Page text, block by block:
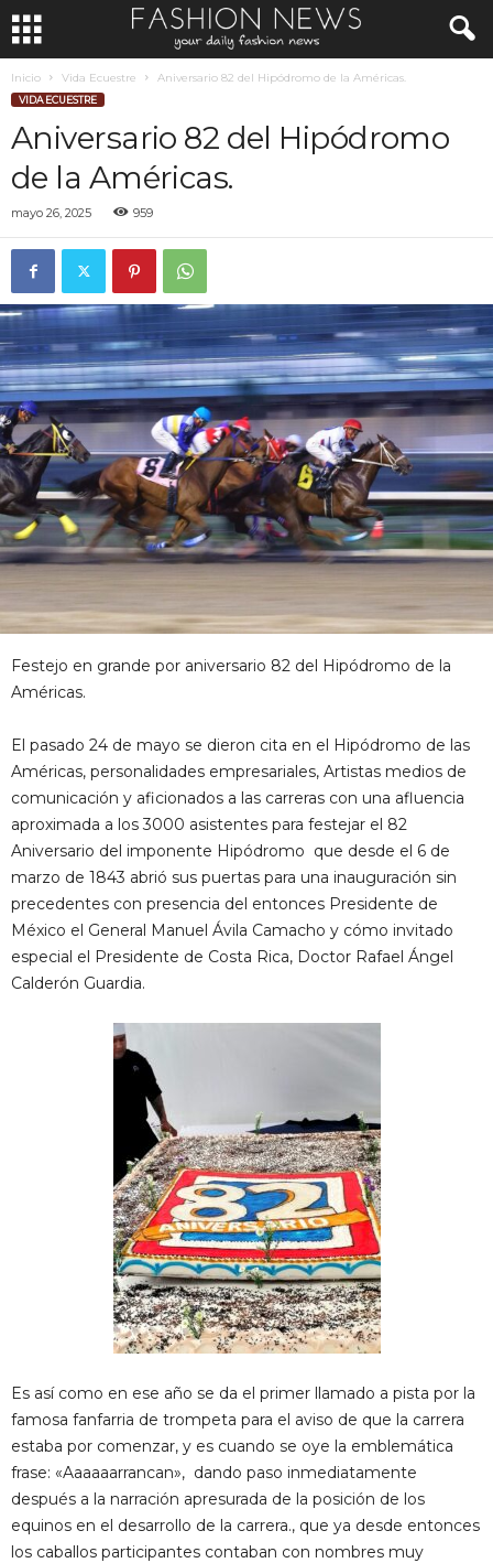
Inicio Vida Ecuestre Aniversario 82 del Hipódromo de la Américas.
VIDA ECUESTRE
Aniversario 82 del Hipódromo
de la Américas.
mayo 26, 2025 959
Festejo en grande por aniversario 82 del Hipódromo de la
Américas.
El pasado 24 de mayo se dieron cita en el Hipódromo de las
Américas, personalidades empresariales, Artistas medios de
comunicación y aficionados a las carreras con una afluencia
aproximada a los 3000 asistentes para festejar el 82
Aniversario del imponente Hipódromo que desde el 6 de
marzo de 1843 abrió sus puertas para una inauguración sin
precedentes con presencia del entonces Presidente de
México el General Manuel Ávila Camacho y cómo invitado
especial el Presidente de Costa Rica, Doctor Rafael Ángel
Calderón Guardia.
Es así como en ese año se da el primer llamado a pista por la
famosa fanfarria de trompeta para el aviso de que la carrera
estaba por comenzar, y es cuando se oye la emblemática
frase: «Aaaaaarrancan», dando paso inmediatamente
después a la narración apresurada de la posición de los
equinos en el desarrollo de la carrera., que ya desde entonces
los caballos participantes contaban con nombres muy